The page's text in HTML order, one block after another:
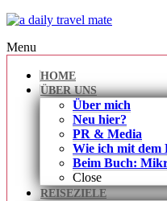
Menu
HOME
ÜBER UNS
Über mich
Neu hier?
PR & Media
Wie ich mit dem
Beim Buch:
Close
REISEZIELE